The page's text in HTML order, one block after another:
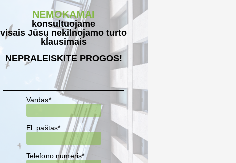
NEMOKAMAI
konsultuojame
visais Jūsų nekilnojamo turto
klausimais
NEPRALEISKITE PROGOS!
Vardas*
El. paštas*
Telefono numeris*